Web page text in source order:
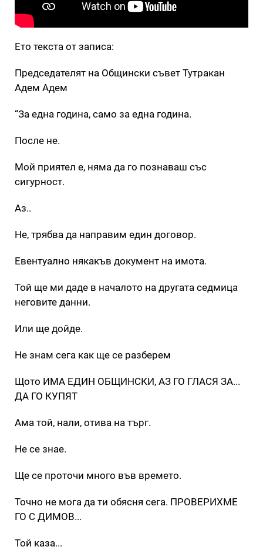
Ето текста от записа:
Председателят на Общински съвет Тутракан
Адем Адем
“За една година, само за една година.
После не.
Мой приятел е, няма да го познаваш със
сигурност.
Аз..
Не, трябва да направим един договор.
Евентуално някакъв документ на имота.
Той ще ми даде в началото на другата седмица
неговите данни.
Или ще дойде.
Не знам сега как ще се разберем
Щото ИМА ЕДИН ОБЩИНСКИ, АЗ ГО ГЛАСЯ ЗА...
ДА ГО КУПЯТ
Ама той, нали, отива на търг.
Не се знае.
Ще се проточи много във времето.
Точно не мога да ти обясня сега. ПРОВЕРИХМЕ
ГО С ДИМОВ...
Той каза...